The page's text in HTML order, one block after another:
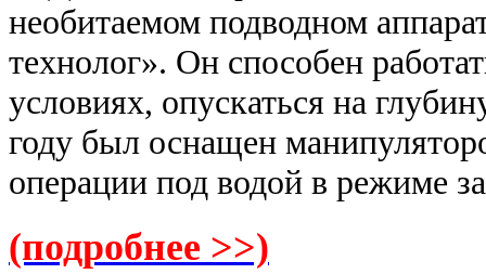
необитаемом подводном
технолог». Он способен
условиях, опускаться на
году был оснащен
операции под водой в режиме
(подробнее >>)